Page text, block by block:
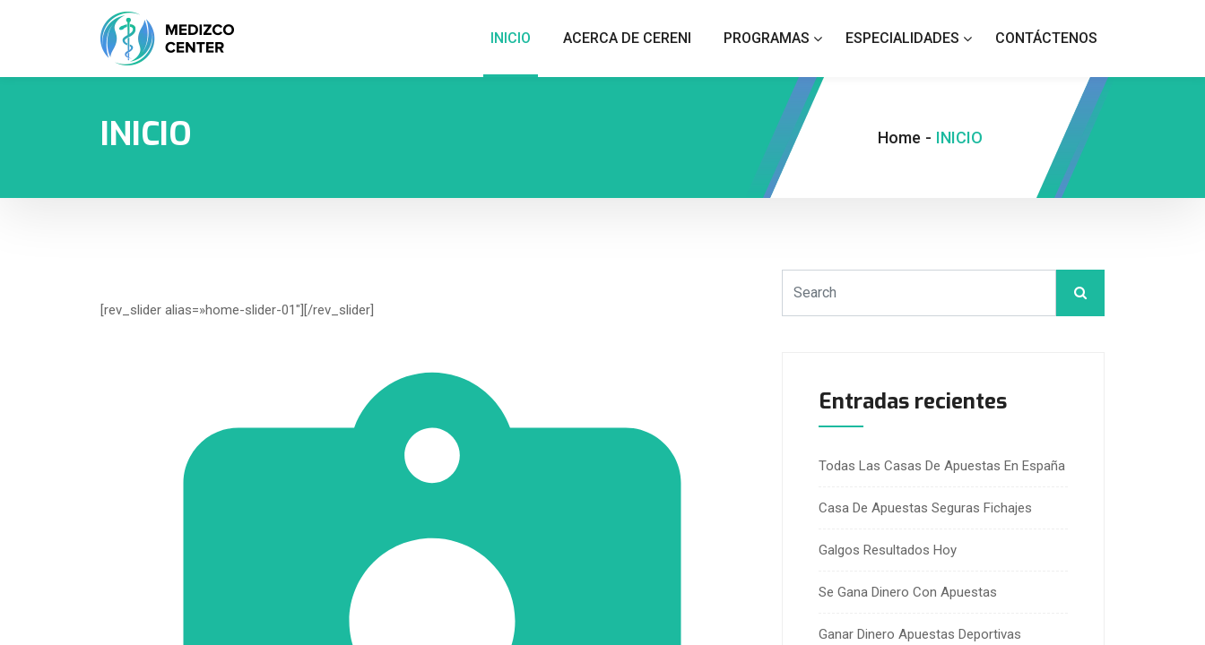
INICIO ACERCA DE CERENI PROGRAMAS ESPECIALIDADES CONTÁCTENOS
INICIO Home - INICIO
[rev_slider alias=»home-slider-01″][/rev_slider]
Entradas recientes
Todas Las Casas De Apuestas En España
Casa De Apuestas Seguras Fichajes
Galgos Resultados Hoy
Se Gana Dinero Con Apuestas
Ganar Dinero Apuestas Deportivas